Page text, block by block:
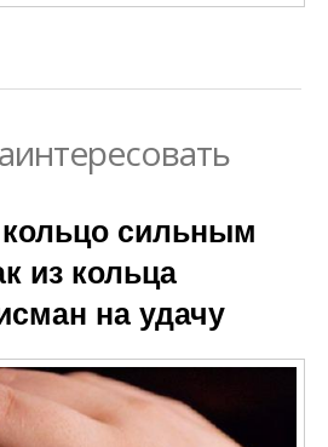
сильным
из кольца
на удачу